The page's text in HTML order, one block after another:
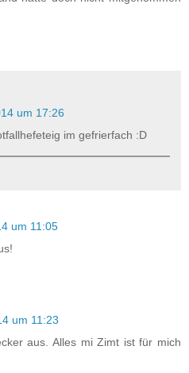
um 17:26
im gefrierfach :D
um 11:05
um 11:23
aus. Alles mi Zimt ist für mich